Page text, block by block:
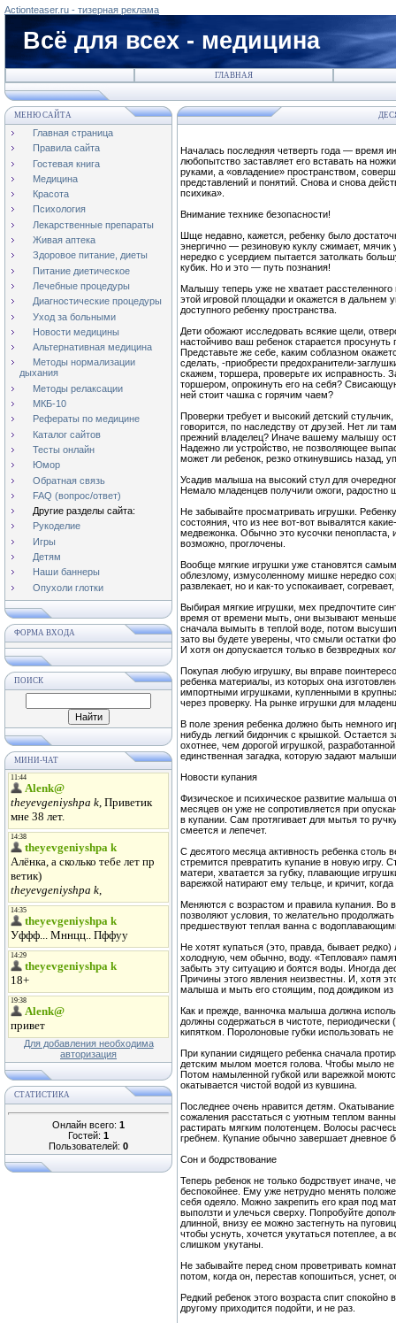
Actionteaser.ru - тизерная реклама
Всё для всех - медицина
ГЛАВНАЯ
МЕНЮ САЙТА
Главная страница
Правила сайта
Гостевая книга
Медицина
Красота
Психология
Лекарственные препараты
Живая аптека
Здоровое питание, диеты
Питание диетическое
Лечебные процедуры
Диагностические процедуры
Уход за больными
Новости медицины
Альтернативная медицина
Методы нормализации
дыхания
Методы релаксации
МКБ-10
Рефераты по медицине
Каталог сайтов
Тесты онлайн
Юмор
Обратная связь
FAQ (вопрос/ответ)
Другие разделы сайта:
Рукоделие
Игры
Детям
Наши баннеры
Опухоли глотки
ФОРМА ВХОДА
ПОИСК
МИНИ-ЧАТ
Для добавления необходима
авторизация
СТАТИСТИКА
Онлайн всего: 1
Гостей: 1
Пользователей: 0
Началась последняя четверть года — время
любопытство заставляет его вставать на
руками, а «овладение» пространством,
представлений и понятий. Снова и снова
психика».
Внимание технике безопасности!
Шще недавно, кажется, ребенку было
энергично — резиновую куклу сжимает,
нередко с усердием пытается затолкать
кубик. Но и это — путь познания!
Малышу теперь уже не хватает
этой игровой площадки и окажется в дальнем
доступного ребенку пространства.
Дети обожают исследовать всякие щели,
настойчиво ваш ребенок старается
Представьте же себе, каким соблазном
сделать, -приобрести предохранители-
скажем, торшера, проверьте их исправность.
торшером, опрокинуть его на себя?
ней стоит чашка с горячим чаем?
Проверки требует и высокий детский
говорится, по наследству от друзей. Нет ли
прежний владелец? Иначе вашему малышу
Надежно ли устройство, не позволяющее
может ли ребенок, резко откинувшись назад,
Усадив малыша на высокий стул для
Немало младенцев получили ожоги, радостно
Не забывайте просматривать игрушки.
состояния, что из нее вот-вот вывалятся
медвежонка. Обычно это кусочки пенопласта,
возможно, проглочены.
Вообще мягкие игрушки уже становятся
облезлому, измусоленному мишке нередко
развлекает, но и как-то успокаивает,
Выбирая мягкие игрушки, мех предпочтите
время от времени мыть, они вызывают
сначала вымыть в теплой воде, потом
зато вы будете уверены, что смыли остатки
И хотя он допускается только в безвредных
Покупая любую игрушку, вы вправе
ребенка материалы, из которых она
импортными игрушками, купленными в
через проверку. На рынке игрушки для
В поле зрения ребенка должно быть немного
нибудь легкий бидончик с крышкой. Остается
охотнее, чем дорогой игрушкой,
единственная загадка, которую задают
Новости купания
Физическое и психическое развитие малыша
месяцев он уже не сопротивляется при
в купании. Сам протягивает для мытья то
смеется и лепечет.
С десятого месяца активность ребенка столь
стремится превратить купание в новую игру.
матери, хватается за губку, плавающие
варежкой натирают ему тельце, и кричит,
Меняются с возрастом и правила купания. Во
позволяют условия, то желательно
предшествуют теплая ванна с
Не хотят купаться (это, правда, бывает
холодную, чем обычно, воду. «Тепловая»
забыть эту ситуацию и боятся воды. Иногда
Причины этого явления неизвестны. И, хотя
малыша и мыть его стоящим, под дождиком из
Как и прежде, ванночка малыша должна
должны содержаться в чистоте,
кипятком. Поролоновые губки использовать не
При купании сидящего ребенка сначала
детским мылом моется голова. Чтобы мыло не
Потом намыленной губкой или варежкой
окатывается чистой водой из кувшина.
Последнее очень нравится детям.
сожаления расстаться с уютным теплом
растирать мягким полотенцем. Волосы
гребнем. Купание обычно завершает дневное
Сон и бодрствование
Теперь ребенок не только бодрствует иначе,
беспокойнее. Ему уже нетрудно менять
себя одеяло. Можно закрепить его края под
выползти и улечься сверху. Попробуйте
длинной, внизу ее можно застегнуть на
чтобы уснуть, хочется укутаться потеплее, а
слишком укутаны.
Не забывайте перед сном проветривать
потом, когда он, перестав копошиться, уснет,
Редкий ребенок этого возраста спит
другому приходится подойти, и не раз.